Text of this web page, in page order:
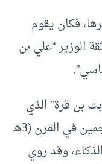
فكان يقوم
الوزير “علي بن
بن قرة” الذي
برز كواحد من أكبر الأطباء والمترجمين في القرن (3هـ
وقد روي